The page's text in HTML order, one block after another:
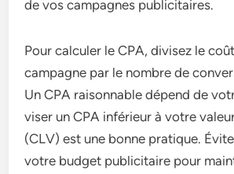
de vos campagnes publicitaires.
Pour calculer le CPA, divisez le
campagne par le nombre de
Un CPA raisonnable dépend de
viser un CPA inférieur à votre
(CLV) est une bonne pratique.
votre budget publicitaire pour